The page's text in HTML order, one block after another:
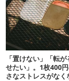
「置けない」「転
せたい」。1枚400
さなストレスがなく